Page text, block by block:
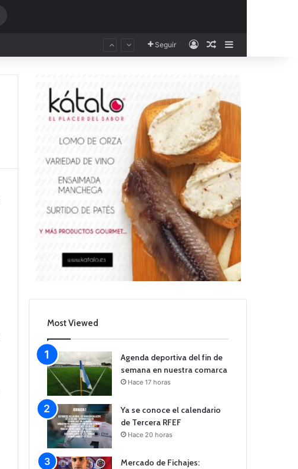
Seguir AccesoPublicación al
Most Viewed
Agenda deportiva del fin de
semana en nuestra comarca
Hace 17 horas
Ya se conoce el calendario
de Tercera RFEF
Hace 20 horas
Mercado de Fichajes: